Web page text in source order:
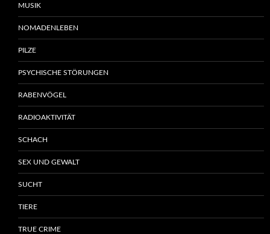
MUSIK
NOMADENLEBEN
PILZE
PSYCHISCHE STÖRUNGEN
RABENVÖGEL
RADIOAKTIVITÄT
SCHACH
SEX UND GEWALT
SUCHT
TIERE
TRUE CRIME